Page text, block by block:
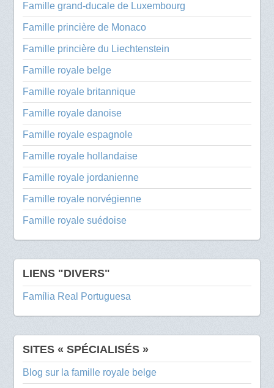
Famille grand-ducale de Luxembourg
Famille princière de Monaco
Famille princière du Liechtenstein
Famille royale belge
Famille royale britannique
Famille royale danoise
Famille royale espagnole
Famille royale hollandaise
Famille royale jordanienne
Famille royale norvégienne
Famille royale suédoise
LIENS "DIVERS"
Família Real Portuguesa
SITES « SPÉCIALISÉS »
Blog sur la famille royale belge